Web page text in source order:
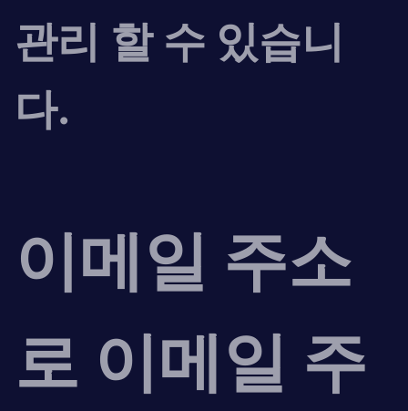
관리 할 수 ​​있습니
다.
이메일 주소
로 이메일 주